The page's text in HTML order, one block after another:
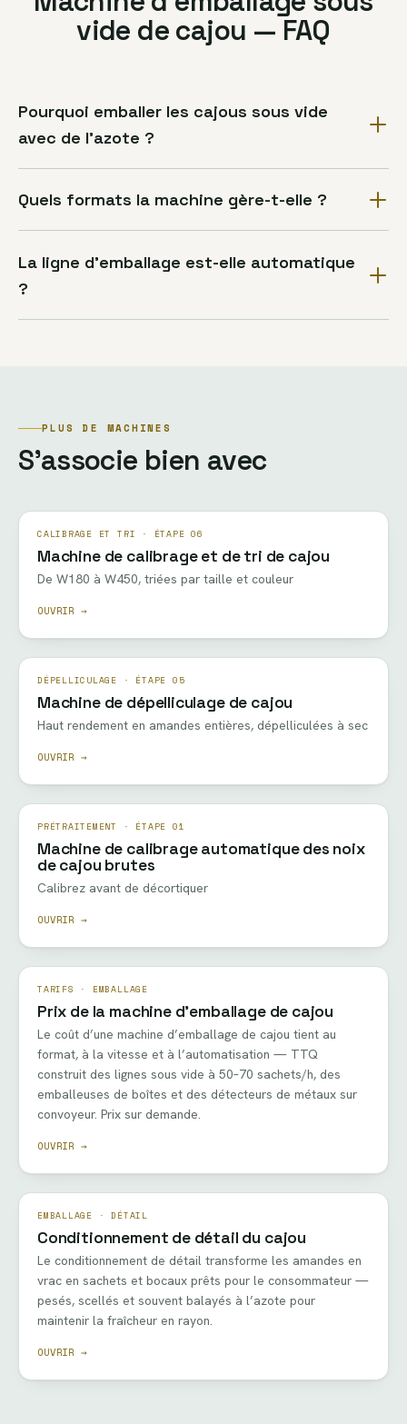
vide de cajou — FAQ
Pourquoi emballer les cajous sous vide
avec de l’azote ?
Quels formats la machine gère-t-elle ?
La ligne d’emballage est-elle automatique
?
PLUS DE MACHINES
S’associe bien avec
CALIBRAGE ET TRI · ÉTAPE 06
Machine de calibrage et de tri de cajou
De W180 à W450, triées par taille et couleur
OUVRIR →
DÉPELLICULAGE · ÉTAPE 05
Machine de dépelliculage de cajou
Haut rendement en amandes entières, dépelliculées à sec
OUVRIR →
PRÉTRAITEMENT · ÉTAPE 01
Machine de calibrage automatique des noix
de cajou brutes
Calibrez avant de décortiquer
OUVRIR →
TARIFS · EMBALLAGE
Prix de la machine d’emballage de cajou
Le coût d’une machine d’emballage de cajou tient au
format, à la vitesse et à l’automatisation — TTQ
construit des lignes sous vide à 50–70 sachets/h, des
emballeuses de boîtes et des détecteurs de métaux sur
convoyeur. Prix sur demande.
OUVRIR →
EMBALLAGE · DÉTAIL
Conditionnement de détail du cajou
Le conditionnement de détail transforme les amandes en
vrac en sachets et bocaux prêts pour le consommateur —
pesés, scellés et souvent balayés à l’azote pour
maintenir la fraîcheur en rayon.
OUVRIR →